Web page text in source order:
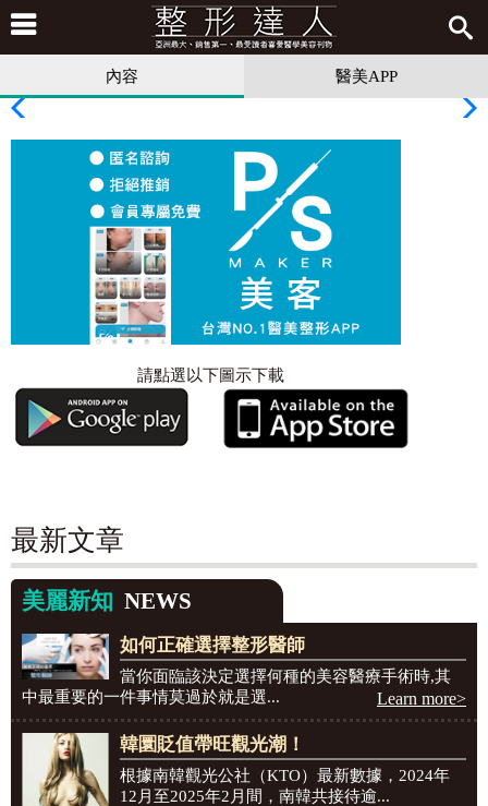
內容 醫美APP
請點選以下圖示下載
最新文章
美麗新知 NEWS
如何正確選擇整形醫師
當你面臨該決定選擇何種的美容醫療手術時,其
中最重要的一件事情莫過於就是選...
Learn more>
韓圜貶值帶旺觀光潮！
根據南韓觀光公社（KTO）最新數據，2024年
12月至2025年2月間，南韓共接待逾...